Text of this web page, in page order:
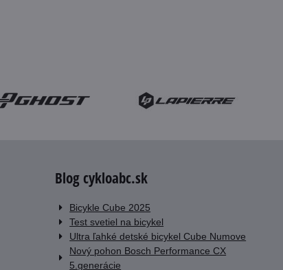
Blog cykloabc.sk
Bicykle Cube 2025
Test svetiel na bicykel
Ultra ľahké detské bicykel Cube Numove
Nový pohon Bosch Performance CX
5.generácie